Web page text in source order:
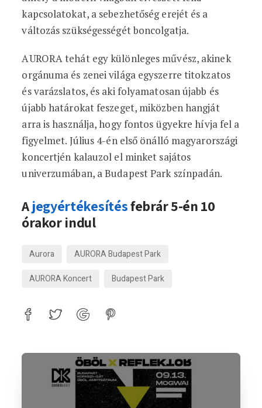
kapcsolatokat, a sebezhetőség erejét és a
változás szükségességét boncolgatja.
AURORA tehát egy különleges művész, akinek
orgánuma és zenei világa egyszerre titokzatos
és varázslatos, és aki folyamatosan újabb és
újabb határokat feszeget, miközben hangját
arra is használja, hogy fontos ügyekre hívja fel a
figyelmet. Július 4-én első önálló magyarországi
koncertjén kalauzol el minket sajátos
univerzumában, a Budapest Park színpadán.
Ajegyértékesítésfebrár 5-én 10
órakor indul
Aurora
AURORA Budapest Park
AURORA Koncert
Budapest Park